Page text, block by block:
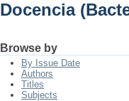
Docencia
Browse by
By Issue Date
Authors
Titles
Subjects